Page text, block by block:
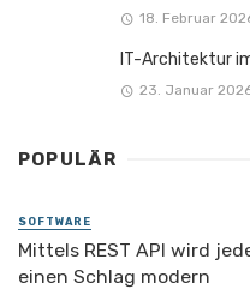
18. Februar
IT-Architektur
23. Januar
POPULÄR
SOFTWARE
Mittels REST API wird
einen Schlag modern